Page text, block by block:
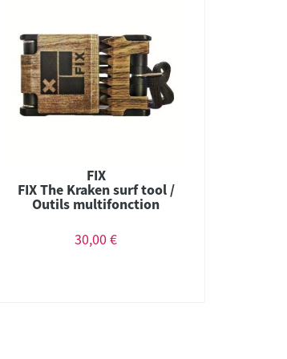
FIX
FIX The Kraken surf tool /
Outils multifonction
30,00 €